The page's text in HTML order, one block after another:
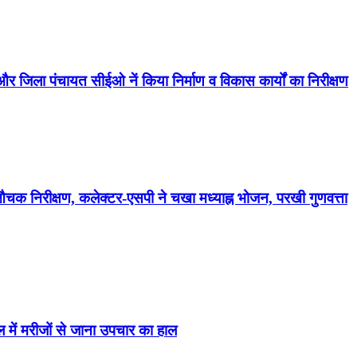
पंचायत सीईओ नें किया निर्माण व विकास कार्यों का निरीक्षण
कलेक्टर-एसपी ने चखा मध्याह्न भोजन, परखी गुणवत्ता
मरीजों से जाना उपचार का हाल